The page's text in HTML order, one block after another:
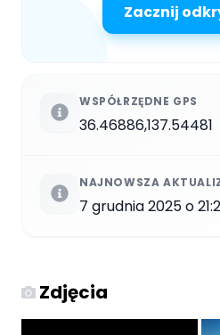
Zacznij
WSPÓŁRZĘDNE GPS
36.46886,137.54481
NAJNOWSZA
7 grudnia 2025 o
Zdjęcia